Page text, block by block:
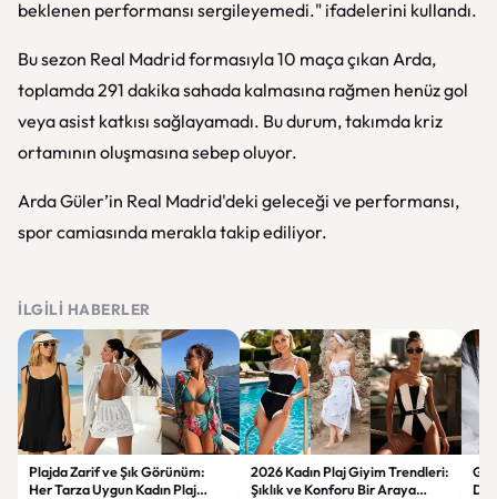
beklenen performansı sergileyemedi." ifadelerini kullandı.
Bu sezon Real Madrid formasıyla 10 maça çıkan Arda,
toplamda 291 dakika sahada kalmasına rağmen henüz gol
veya asist katkısı sağlayamadı. Bu durum, takımda kriz
ortamının oluşmasına sebep oluyor.
Arda Güler’in Real Madrid'deki geleceği ve performansı,
spor camiasında merakla takip ediliyor.
İLGILI HABERLER
Plajda Zarif ve Şık Görünüm:
Her Tarza Uygun Kadın Plaj
2026 Kadın Plaj Giyim Trendleri:
Şıklık ve Konforu Bir Araya